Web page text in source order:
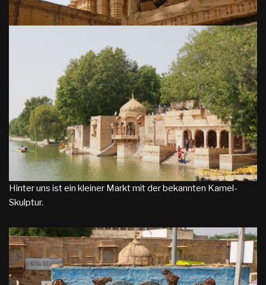
Hinter uns ist ein kleiner Markt mit der bekannten Kamel-
Skulptur.